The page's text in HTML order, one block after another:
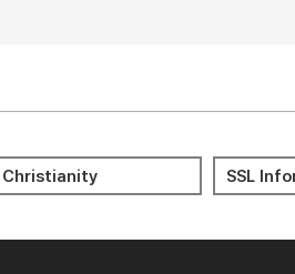
Christianity
Meditation 명상
Bible 성경
SSL
Journal
Reports